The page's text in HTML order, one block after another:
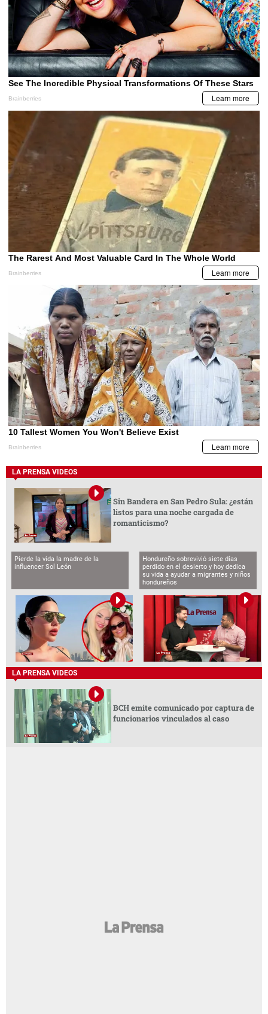
LA PRENSA VIDEOS
Sin Bandera en San Pedro Sula: ¿están
listos para una noche cargada de
romanticismo?
Pierde la vida la madre de la
influencer Sol León
Hondureño sobrevivió siete días
perdido en el desierto y hoy dedica
su vida a ayudar a migrantes y niños
hondureños
LA PRENSA VIDEOS
BCH emite comunicado por captura de
funcionarios vinculados al caso